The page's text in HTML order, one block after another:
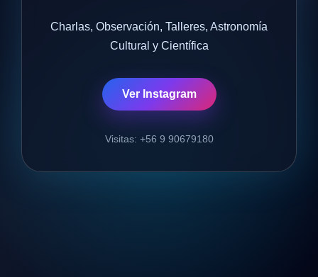
Charlas, Observación, Talleres, Astronomía
Cultural y Científica
Ver Instagram
Visitas: +56 9 90679180